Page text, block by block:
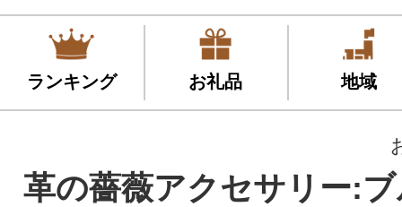
ランキング お礼品 地域
革の薔薇アクセサリー: